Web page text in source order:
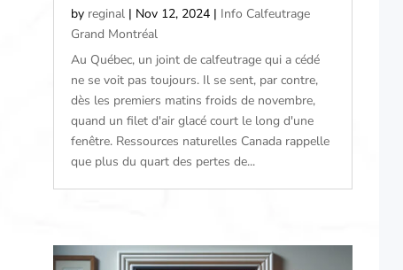
by reginal| Nov 12, 2024| Info Calfeutrage
Grand Montréal
Au Québec, un joint de calfeutrage qui a cédé
ne se voit pas toujours. Il se sent, par contre,
dès les premiers matins froids de novembre,
quand un filet d'air glacé court le long d'une
fenêtre. Ressources naturelles Canada rappelle
que plus du quart des pertes de...